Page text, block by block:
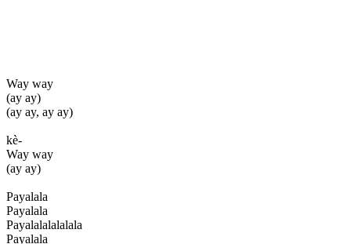
Way way
(ay ay)
(ay ay, ay ay)
kè-
Way way
(ay ay)
Payalala
Payalala
Payalalalalalala
Payalala